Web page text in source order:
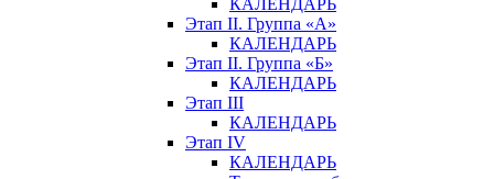
КАЛЕНДАРЬ
Этап II. Группа «А»
КАЛЕНДАРЬ
Этап II. Группа «Б»
КАЛЕНДАРЬ
Этап III
КАЛЕНДАРЬ
Этап IV
КАЛЕНДАРЬ